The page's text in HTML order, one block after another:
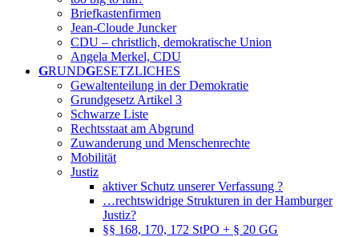
Briefkastenfirmen
Jean-Cloude Juncker
CDU – christlich, demokratische Union
Angela Merkel, CDU
GRUNDGESETZLICHES
Gewaltenteilung in der Demokratie
Grundgesetz Artikel 3
Schwarze Liste
Rechtsstaat am Abgrund
Zuwanderung und Menschenrechte
Mobilität
Justiz
aktiver Schutz unserer Verfassung ?
…rechtswidrige Strukturen in der Hamburger
Justiz?
§§ 168, 170, 172 StPO + § 20 GG